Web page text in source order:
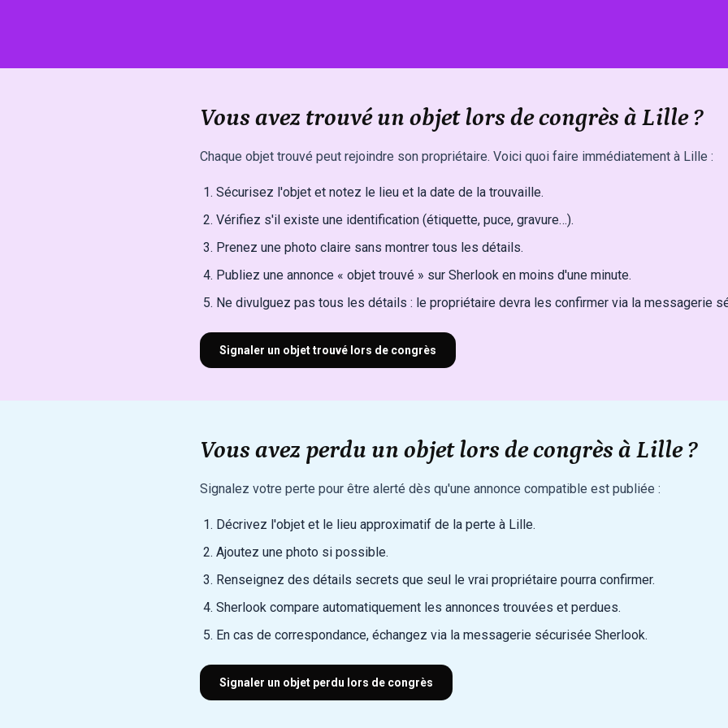
Vous avez trouvé un objet lors de congrès à Lille ?
Chaque objet trouvé peut rejoindre son propriétaire. Voici quoi faire immédiatement à Lille :
Sécurisez l'objet et notez le lieu et la date de la trouvaille.
Vérifiez s'il existe une identification (étiquette, puce, gravure…).
Prenez une photo claire sans montrer tous les détails.
Publiez une annonce « objet trouvé » sur Sherlook en moins d'une minute.
Ne divulguez pas tous les détails : le propriétaire devra les confirmer via la messagerie
Signaler un objet trouvé lors de congrès
Vous avez perdu un objet lors de congrès à Lille ?
Signalez votre perte pour être alerté dès qu'une annonce compatible est publiée :
Décrivez l'objet et le lieu approximatif de la perte à Lille.
Ajoutez une photo si possible.
Renseignez des détails secrets que seul le vrai propriétaire pourra confirmer.
Sherlook compare automatiquement les annonces trouvées et perdues.
En cas de correspondance, échangez via la messagerie sécurisée Sherlook.
Signaler un objet perdu lors de congrès